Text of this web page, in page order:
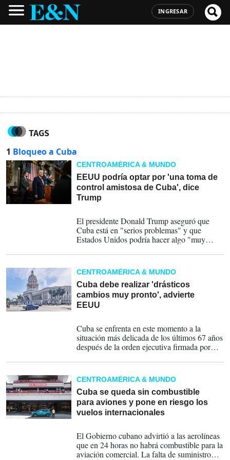
INGRESAR
TAGS
1 Bloqueo a Cuba
CENTROAMÉRICA & MUNDO
EEUU podría optar por 'una toma de
control amistosa de Cuba', dice
Trump
El presidente Donald Trump aseguró que
Cuba está en "serios problemas" y que
Estados Unidos podría hacer algo "muy
exilio y los que todavía residen en el país.
CENTROAMÉRICA & MUNDO
Cuba debe realizar 'drásticos
cambios muy pronto', advierte
EEUU
Cuba se enfrenta en este momento a la
situación más delicada de los últimos 67 años
después de la orden ejecutiva firmada por
CENTROAMÉRICA & MUNDO
Cuba se queda sin combustible
para aviones y pone en riesgo los
vuelos internacionales
El Gobierno cubano advirtió a las aerolíneas
que en 24 horas no habrá combustible para la
aviación comercial. La falta de suministro